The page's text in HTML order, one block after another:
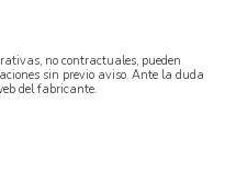
no contractuales, pueden
sin previo aviso. Ante la duda
del fabricante.